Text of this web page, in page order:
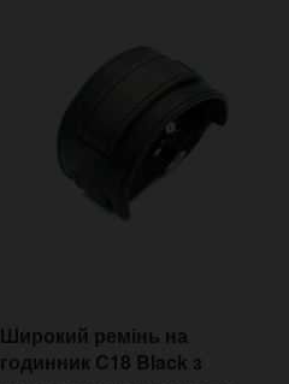
Широкий ремінь на
годинник C18 Black з